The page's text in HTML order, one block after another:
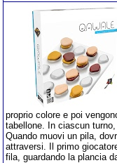
proprio colore e poi
tabellone. In ciascun
Quando muovi un pila,
attraversi. Il primo
fila, guardando la plancia